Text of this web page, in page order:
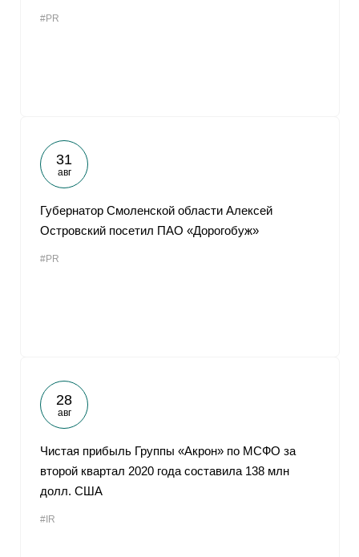
#PR
31
авг
Губернатор Смоленской области Алексей
Островский посетил ПАО «Дорогобуж»
#PR
28
авг
Чистая прибыль Группы «Акрон» по МСФО за
второй квартал 2020 года составила 138 млн
долл. США
#IR